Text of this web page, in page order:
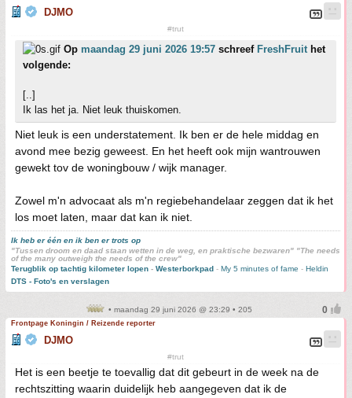
DJMO
#trut
Op maandag 29 juni 2026 19:57 schreef FreshFruithet
volgende:
[..]
Ik las het ja. Niet leuk thuiskomen.
Niet leuk is een understatement. Ik ben er de hele middag en
avond mee bezig geweest. En het heeft ook mijn wantrouwen
gewekt tov de woningbouw / wijk manager.
Zowel m'n advocaat als m'n regiebehandelaar zeggen dat ik het
los moet laten, maar dat kan ik niet.
Ik heb er één en ik ben er trots op
"Tussen droom en daad staan wetten in de weg, en praktische bezwaren" "The needs
of the many outweigh the needs of the crew"
Terugblik op tachtig kilometer lopen - Westerborkpad - My 5 minutes of fame - Heldin
DTS - Foto's en verslagen
• maandag 29 juni 2026 @ 23:29 • 205
Frontpage Koningin / Reizende reporter
DJMO
#trut
Het is een beetje te toevallig dat dit gebeurt in de week na de
rechtszitting waarin duidelijk heb aangegeven dat ik de